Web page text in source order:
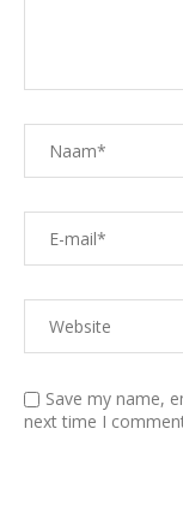
Save my name,
next time I